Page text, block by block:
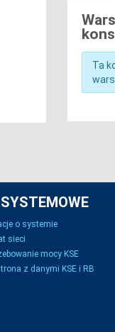
Ta
o systemie
sieci
mocy KSE
z danymi KSE i RB